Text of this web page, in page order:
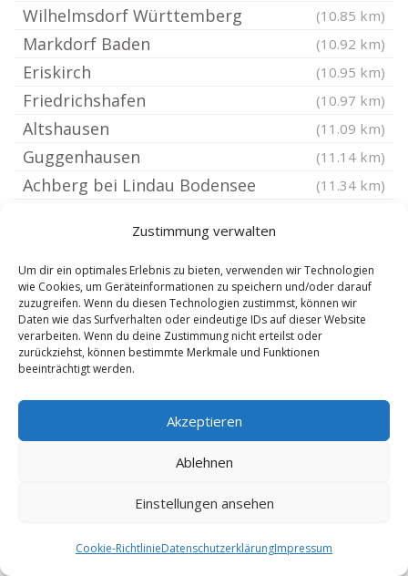
Zustimmung verwalten
Um dir ein optimales Erlebnis zu bieten, verwenden wir Technologien
wie Cookies, um Geräteinformationen zu speichern und/oder darauf
zuzugreifen. Wenn du diesen Technologien zustimmst, können wir
Daten wie das Surfverhalten oder eindeutige IDs auf dieser Website
verarbeiten. Wenn du deine Zustimmung nicht erteilst oder
zurückziehst, können bestimmte Merkmale und Funktionen
beeinträchtigt werden.
Akzeptieren
Ablehnen
Einstellungen ansehen
Cookie-RichtlinieDatenschutzerklärungImpressum
Wilhelmsdorf Württemberg (10.85 km)
Markdorf Baden (10.92 km)
Eriskirch (10.95 km)
Friedrichshafen (10.97 km)
Altshausen (11.09 km)
Guggenhausen (11.14 km)
Achberg bei Lindau Bodensee (11.34 km)
Aulendorf Württemberg
Bodenseekreis (11.64 km)
Riedhausen Württemberg (11.68 km)
Bad Waldsee (11.69 km)
Eichstegen
Illmensee
Kißlegg (12.51 km)
Kressbronn am Bodensee
Bermatingen Baden
Langenargen (12.94 km)